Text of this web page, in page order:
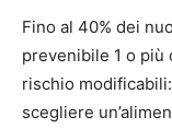
Fino al 40% dei
prevenibile 1 o più
rischio
scegliere